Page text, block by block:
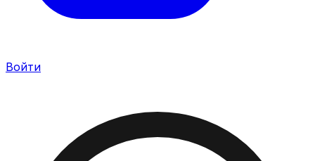
Войти